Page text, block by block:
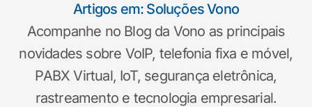
Artigos em: Soluções Vono
Acompanhe no Blog da Vono as principais
novidades sobre VoIP, telefonia fixa e móvel,
PABX Virtual, IoT, segurança eletrônica,
rastreamento e tecnologia empresarial.